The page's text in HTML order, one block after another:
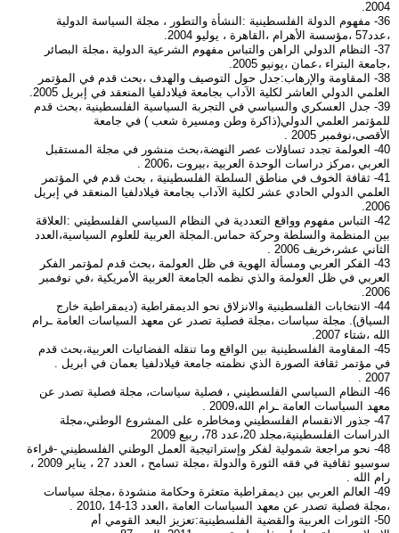
2004.
36- مفهوم الدولة الفلسطينية :النشأة والتطور ، مجلة السياسة الدولية
،عدد57 ،مؤسسة الأهرام ،القاهرة ، يوليو 2004.
37- النظام الدولي الراهن والتباس مفهوم الشرعية الدولية ،مجلة البصائر
،جامعة البتراء ،عمان ،يونيو 2005.
38- المقاومة والإرهاب:جدل حول التوصيف والهدف ،بحث قدم في المؤتمر
العلمي الدولي العاشر لكلية الآداب بجامعة فيلادلفيا المنعقد في إبريل 2005.
39- جدل العسكري والسياسي في التجربة السياسية الفلسطينية ،بحث قدم
للمؤتمر العلمي الدولي(ذاكرة وطن ومسيرة شعب ) في جامعة
الأقصى،نوفمبر 2005 .
40- العولمة تجدد تساؤلات عصر النهضة،بحث منشور في مجلة المستقبل
العربي ،مركز دراسات الوحدة العربية ،بيروت ،2006 .
41- ثقافة الخوف في مناطق السلطة الفلسطينية ، بحث قدم في المؤتمر
العلمي الدولي الحادي عشر لكلية الآداب بجامعة فيلادلفيا المنعقد في إبريل
2006.
42- التباس مفهوم وواقع التعددية في النظام السياسي الفلسطيني :العلاقة
بين المنظمة والسلطة وحركة حماس.المجلة العربية للعلوم السياسية،العدد
الثاني عشر،خريف 2006 .
43- الفكر العربي ومسألة الهوية في ظل العولمة ،بحث قدم لمؤتمر الفكر
العربي في ظل العولمة والذي نظمه الجامعة العربية الأمريكية ،في نوفمبر
2006.
44- الانتخابات الفلسطينية والانزلاق نحو الديمقراطية (ديمقراطية خارج
السياق). مجلة سياسات ،مجلة فصلية تصدر عن معهد السياسات العامة ـرام
الله ،شتاء 2007.
45- المقاومة الفلسطينية بين الواقع وما تنقله الفضائيات العربية،بحث قدم
في مؤتمر ثقافة الصورة الذي نظمته جامعة فيلادلفيا بعمان في ابريل .
2007 .
46- النظام السياسي الفلسطيني ، فصلية سياسات، مجلة فصلية تصدر عن
معهد السياسات العامة ـرام الله،2009 .
47- جذور الانقسام الفلسطيني ومخاطره على المشروع الوطني،مجلة
الدراسات الفلسطينية،مجلد 20،عدد 78، ربيع 2009
48- نحو مراجعة شمولية لفكر وإستراتيجية العمل الوطني الفلسطيني -قراءة
سوسيو ثقافية في فقه الثورة والدولة ،مجلة تسامح ، العدد 27 ، يناير 2009 ،
رام الله .
49- العالم العربي بين ديمقراطية متعثرة وحكامة منشودة ،مجلة سياسات
،مجلة فصلية تصدر عن معهد السياسات العامة ،العدد 13-14 ،2010 .
50- الثورات العربية والقضية الفلسطينية:تعزيز البعد القومي أم